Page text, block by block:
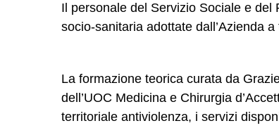
Il personale del Servizio Sociale e
socio-sanitaria adottate dall’Azienda
La formazione teorica curata da
dell’UOC Medicina e Chirurgia
territoriale antiviolenza, i servizi